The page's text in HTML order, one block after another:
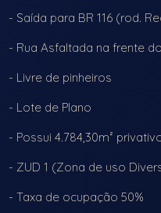
- Saída para BR 116 (rod.
- Rua Asfaltada na frente
- Livre de pinheiros
- Lote de Plano
- Possui 4.784,30m²
- ZUD 1 (Zona de uso
- Taxa de ocupação 50%